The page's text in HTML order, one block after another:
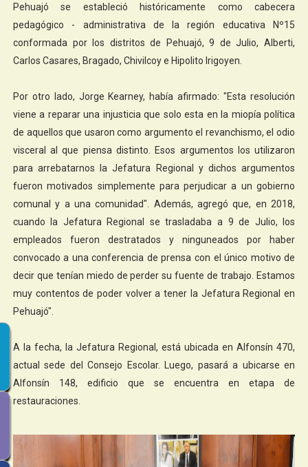
Pehuajó se estableció históricamente como cabecera
pedagógico - administrativa de la región educativa Nº15
conformada por los distritos de Pehuajó, 9 de Julio, Alberti,
Carlos Casares, Bragado, Chivilcoy e Hipolito Irigoyen.
Por otro lado, Jorge Kearney, había afirmado: "Esta resolución
viene a reparar una injusticia que solo esta en la miopía política
de aquellos que usaron como argumento el revanchismo, el odio
visceral al que piensa distinto. Esos argumentos los utilizaron
para arrebatarnos la Jefatura Regional y dichos argumentos
fueron motivados simplemente para perjudicar a un gobierno
comunal y a una comunidad". Además, agregó que, en 2018,
cuando la Jefatura Regional se trasladaba a 9 de Julio, los
empleados fueron destratados y ninguneados por haber
convocado a una conferencia de prensa con el único motivo de
decir que tenían miedo de perder su fuente de trabajo. Estamos
muy contentos de poder volver a tener la Jefatura Regional en
Pehuajó".
A la fecha, la Jefatura Regional, está ubicada en Alfonsín 470,
actual sede del Consejo Escolar. Luego, pasará a ubicarse en
Alfonsín 148, edificio que se encuentra en etapa de
restauraciones.